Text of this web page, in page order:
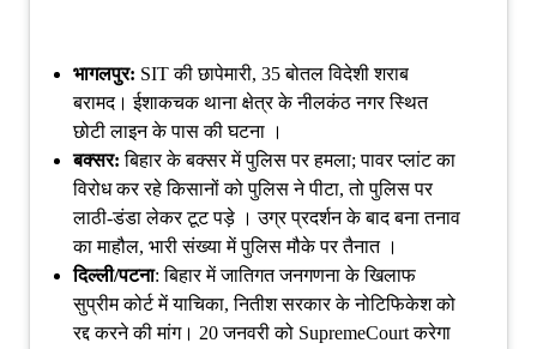
भागलपुर: SIT की छापेमारी, 35 बोतल विदेशी शराब
बरामद। ईशाकचक थाना क्षेत्र के नीलकंठ नगर स्थित
छोटी लाइन के पास की घटना ।
बक्‍सर: बिहार के बक्सर में पुलिस पर हमला; पावर प्लांट का
विरोध कर रहे किसानों को पुलिस ने पीटा, तो पुलिस पर
लाठी-डंडा लेकर टूट पड़े । उग्र प्रदर्शन के बाद बना तनाव
का माहौल, भारी संख्‍या में पुलिस मौके पर तैनात ।
दिल्ली/पटना: बिहार में जातिगत जनगणना के खिलाफ
सुप्रीम कोर्ट में याचिका, नितीश सरकार के नोटिफिकेश को
रद्द करने की मांग। 20 जनवरी को SupremeCourt करेगा